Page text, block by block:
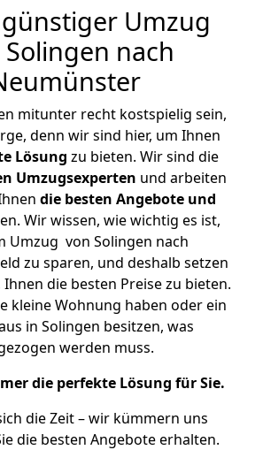
Umzug
nach
mitunter recht kostspielig sein,
denn wir sind hier, um Ihnen
Lösung zu bieten. Wir sind die
Umzugsexperten und arbeiten
die besten Angebote und
Wir wissen, wie wichtig es ist,
Umzug von Solingen nach
zu sparen, und deshalb setzen
die besten Preise zu bieten.
kleine Wohnung haben oder ein
in Solingen besitzen, was
werden muss.
die perfekte Lösung für Sie.
die Zeit – wir kümmern uns
die besten Angebote erhalten.